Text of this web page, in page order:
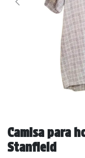
Camisa para
Stanfield